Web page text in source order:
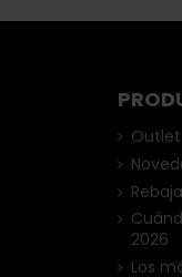
Outlet
2026
Los